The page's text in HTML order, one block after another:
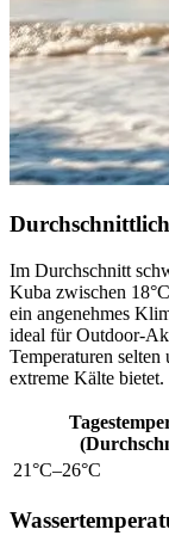
Im Durchschnitt
Kuba zwischen
ein angenehmes
ideal für Outdoor-
Temperaturen
extreme Kälte bietet.
21°C–26°C